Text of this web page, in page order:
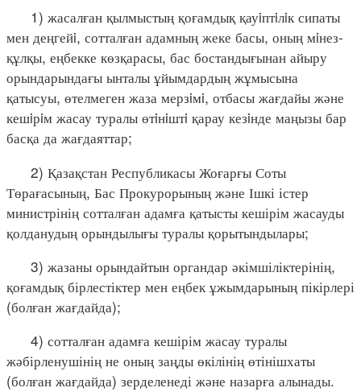
1) жасалған қылмыстың қоғамдық қауiптiлiк сипаты
мен деңгейi, сотталған адамның жеке басы, оның мiнез-
құлқы, еңбекке көзқарасы, бас бостандығынан айыру
орындарындағы ынталы ұйымдардың жұмысына
қатысуы, өтелмеген жаза мерзiмi, отбасы жағдайы және
кешiрiм жасау туралы өтiнiштi қарау кезiнде маңызы бар
басқа да жағдаяттар;
2) Қазақстан Республикасы Жоғарғы Соты
Төрағасының, Бас Прокурорының және Ішкі істер
министрінің сотталған адамға қатысты кешірім жасауды
қолданудың орындылығы туралы қорытындылары;
3) жазаны орындайтын органдар әкімшіліктерінің,
қоғамдық бірлестіктер мен еңбек ұжымдарының пікірлері
(болған жағдайда);
4) сотталған адамға кешірім жасау туралы
жәбірленушінің не оның заңды өкілінің өтінішхаты
(болған жағдайда) зерделенеді және назарға алынады.